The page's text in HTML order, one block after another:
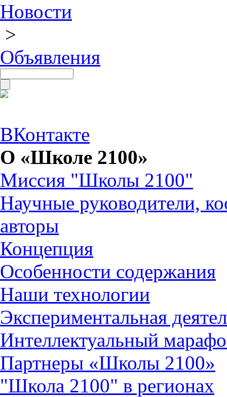
Новости
>
Объявления
ВКонтакте
О «Школе 2100»
Миссия "Школы 2100"
Научные руководители,
авторы
Концепция
Особенности содержания
Наши технологии
Экспериментальная
Интеллектуальный
Партнеры «Школы 2100»
"Школа 2100" в регионах